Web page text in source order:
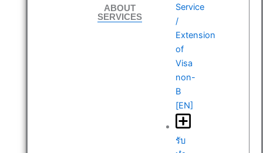
ABOUT
SERVICES
Service
/
Extension
of
Visa
non-
B
[EN]
รับ